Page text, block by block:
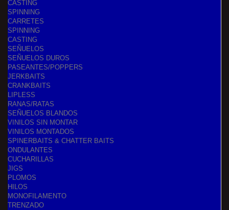
CASTING
SPINNING
CARRETES
SPINNING
CASTING
SEÑUELOS
SEÑUELOS DUROS
PASEANTES/POPPERS
JERKBAITS
CRANKBAITS
LIPLESS
RANAS/RATAS
SEÑUELOS BLANDOS
VINILOS SIN MONTAR
VINILOS MONTADOS
SPINERBAITS & CHATTER BAITS
ONDULANTES
CUCHARILLAS
JIGS
PLOMOS
HILOS
MONOFILAMENTO
TRENZADO